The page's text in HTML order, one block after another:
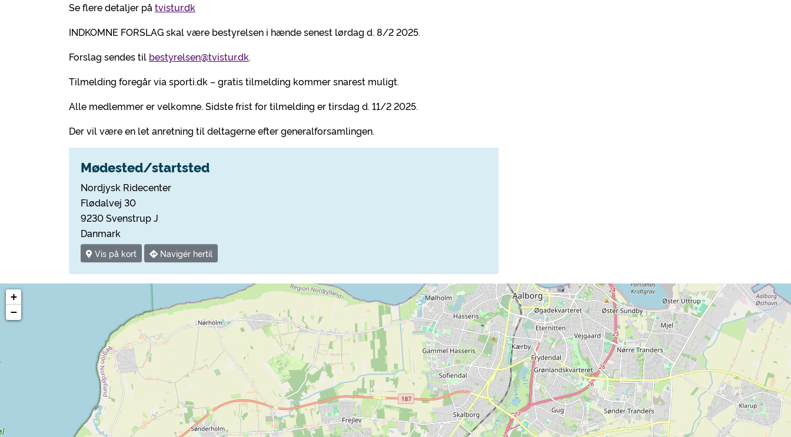
Se flere detaljer på tvistur.dk
INDKOMNE FORSLAG skal være bestyrelsen i hænde senest lørdag d. 8/2 2025.
Forslag sendes til bestyrelsen@tvistur.dk.
Tilmelding foregår via sporti.dk – gratis tilmelding kommer snarest muligt.
Alle medlemmer er velkomne. Sidste frist for tilmelding er tirsdag d. 11/2 2025.
Der vil være en let anretning til deltagerne efter generalforsamlingen.
Mødested/startsted
Nordjysk Ridecenter
Flødalvej 30
9230 Svenstrup J
Danmark
Vis på kort Navigér hertil
+
−